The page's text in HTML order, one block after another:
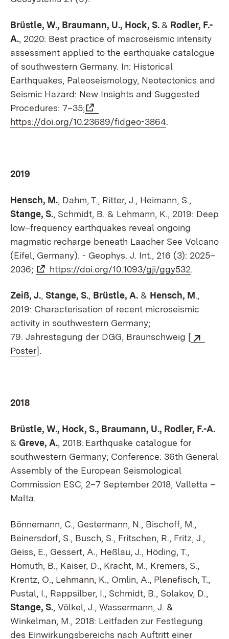
Brüstle, W., Braumann, U., Hock, S. & Rodler, F.-
A., 2020: Best practice of macroseismic intensity
assessment applied to the earthquake catalogue
of southwestern Germany. In: Historical
Earthquakes, Paleoseismology, Neotectonics and
Seismic Hazard: New Insights and Suggested
Procedures: 7–35;
https://doi.org/10.23689/fidgeo-3864.
2019
Hensch, M., Dahm, T., Ritter, J., Heimann, S.,
Stange, S., Schmidt, B. & Lehmann, K., 2019: Deep
low–frequency earthquakes reveal ongoing
magmatic recharge beneath Laacher See Volcano
(Eifel, Germany). - Geophys. J. Int., 216 (3): 2025–
2036;
https://doi.org/10.1093/gji/ggy532.
Zeiß, J., Stange, S., Brüstle, A. & Hensch, M.,
2019: Characterisation of recent microseismic
activity in southwestern Germany;
79. Jahrestagung der DGG, Braunschweig [
Poster].
2018
Brüstle, W., Hock, S., Braumann, U., Rodler, F.-A.
& Greve, A., 2018: Earthquake catalogue for
southwestern Germany; Conference: 36th General
Assembly of the European Seismological
Commission ESC, 2–7 September 2018, Valletta –
Malta.
Bönnemann, C., Gestermann, N., Bischoff, M.,
Beinersdorf, S., Busch, S., Fritschen, R., Fritz, J.,
Geiss, E., Gessert, A., Heßlau, J., Höding, T.,
Homuth, B., Kaiser, D., Kracht, M., Kremers, S.,
Krentz, O., Lehmann, K., Omlin, A., Plenefisch, T.,
Pustal, I., Rappsilber, I., Schmidt, B., Solakov, D.,
Stange, S., Völkel, J., Wassermann, J. &
Winkelman, M., 2018: Leitfaden zur Festlegung
des Einwirkungsbereichs nach Auftritt einer